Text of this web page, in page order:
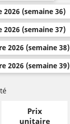
(semaine 36)
(semaine 37)
2026 (semaine 38)
2026 (semaine 39)
Prix
unitaire